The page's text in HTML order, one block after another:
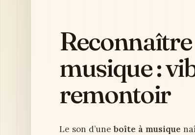
Reconnaître
musique :
remontoir
Le son d’uneboîte à musique